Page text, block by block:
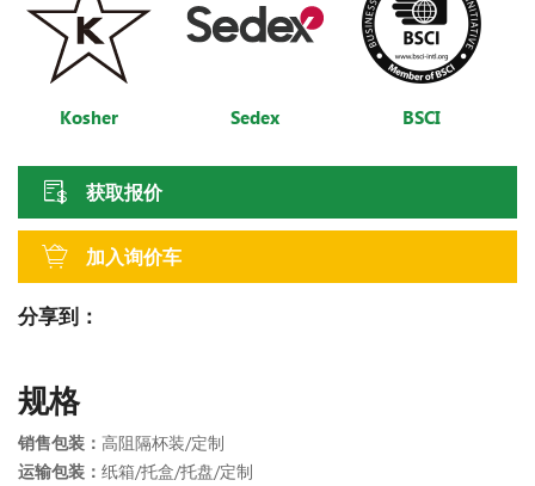
Kosher Sedex BSCI
获取报价
加入询价车
分享到：
规格
销售包装： 高阻隔杯装/定制
运输包装： 纸箱/托盒/托盘/定制